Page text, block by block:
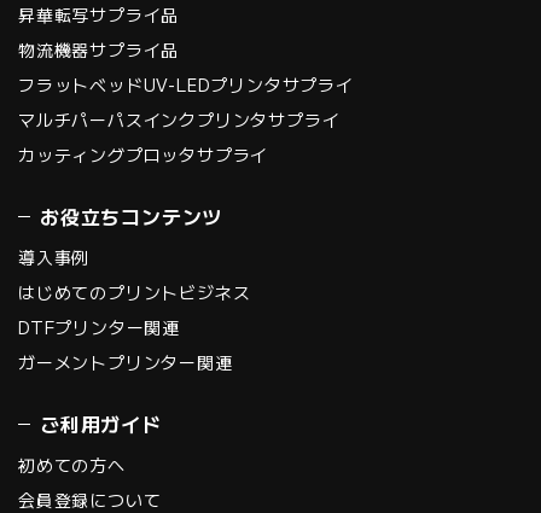
昇華転写サプライ品
物流機器サプライ品
フラットベッドUV-LEDプリンタサプライ
マルチパーパスインクプリンタサプライ
カッティングプロッタサプライ
お役立ちコンテンツ
導入事例
はじめてのプリントビジネス
DTFプリンター関連
ガーメントプリンター関連
ご利用ガイド
初めての方へ
会員登録について